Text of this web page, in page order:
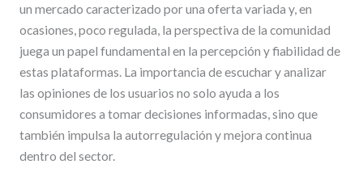
un mercado caracterizado por una oferta variada y, en
ocasiones, poco regulada, la perspectiva de la comunidad
juega un papel fundamental en la percepción y fiabilidad de
estas plataformas. La importancia de escuchar y analizar
las opiniones de los usuarios no solo ayuda a los
consumidores a tomar decisiones informadas, sino que
también impulsa la autorregulación y mejora continua
dentro del sector.